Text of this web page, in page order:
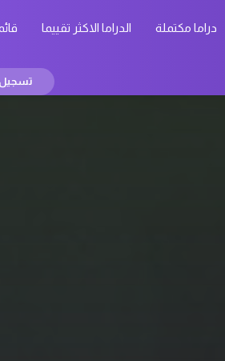
دراما مكتملة الدراما الاكثر تقييما
تسجيل